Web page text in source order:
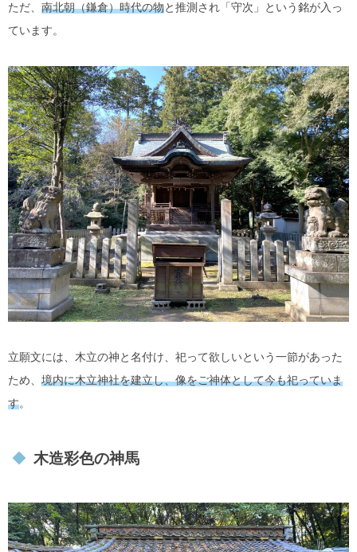
ただ、 南北朝（鎌倉）時代の物と推測され「守次」という銘が入っ
ています。
立願文には、木立の神と名付け、祀って欲しいという一節があった
ため、 境内に木立神社を建立し、像をご神体として今も祀っていま
す。
木造彩色の神馬